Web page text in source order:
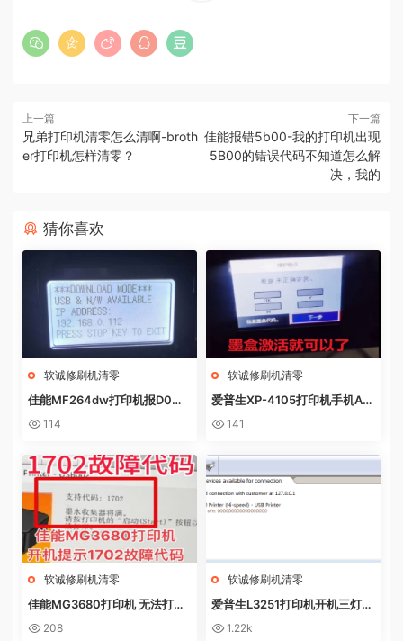
上一篇
兄弟打印机清零怎么清啊-broth
er打印机怎样清零？
下一篇
佳能报错5b00-我的打印机出现
5B00的错误代码不知道怎么解
决，我的
猜你喜欢
软诚修刷机清零
佳能MF264dw打印机报D0W
NL0AD MODE快速解决方法
114
软诚修刷机清零
爱普生XP-4105打印机手机AP
P上点了更新固件之后不识别墨
141
软诚修刷机清零
佳能MG3680打印机 无法打印
电脑提示错误代码5B02 废墨收
208
软诚修刷机清零
爱普生L3251打印机开机三灯长
亮 无自检动作
1.22k